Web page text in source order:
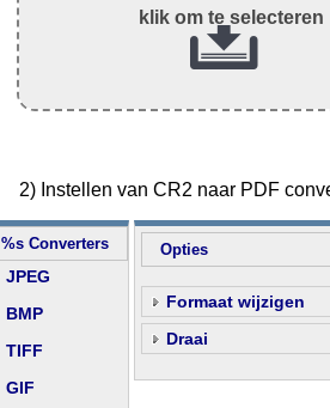
klik om te selecteren
2) Instellen van CR2 naar PDF
%s Converters
JPEG
BMP
TIFF
GIF
Opties
Formaat wijzigen
Draai